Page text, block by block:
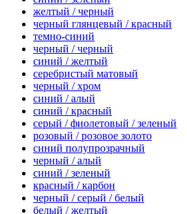
желтый / черный
черный глянцевый / красный
темно-синий
черный / черный
синий / желтый
серебристый матовый
черный / хром
синий / алый
синий / красный
серый / фиолетовый / зеленый
розовый / розовое золото
синий полупрозрачный
черный / алый
синий / зеленый
красный / карбон
черный / серый / белый
белый / желтый